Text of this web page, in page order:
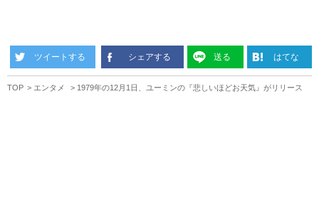
ツイートする シェアする 送る はてな
TOP エンタメ 1979年の12月1日、ユーミンの『悲しいほどお天気』がリリース